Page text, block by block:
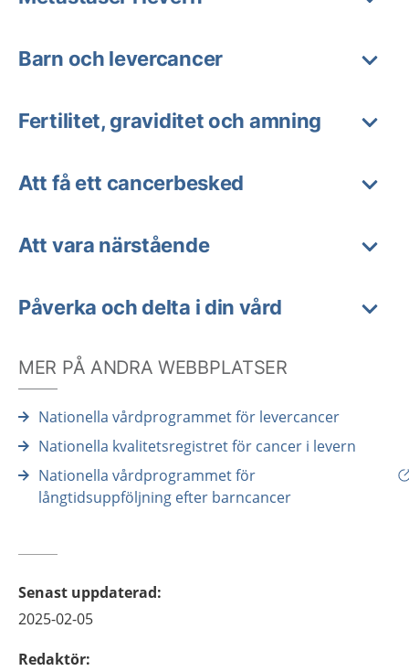
Barn och levercancer
Fertilitet, graviditet och amning
Att få ett cancerbesked
Att vara närstående
Påverka och delta i din vård
MER PÅ ANDRA WEBBPLATSER
Nationella vårdprogrammet för levercancer
Nationella kvalitetsregistret för cancer i levern
Nationella vårdprogrammet för
långtidsuppföljning efter barncancer
Senast uppdaterad:
2025-02-05
Redaktör: